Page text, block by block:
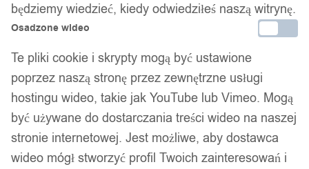
będziemy wiedzieć, kiedy odwiedziłeś naszą witrynę.
Osadzone wideo
Te pliki cookie i skrypty mogą być ustawione
poprzez naszą stronę przez zewnętrzne usługi
hostingu wideo, takie jak YouTube lub Vimeo. Mogą
być używane do dostarczania treści wideo na naszej
stronie internetowej. Jest możliwe, aby dostawca
wideo mógł stworzyć profil Twoich zainteresowań i